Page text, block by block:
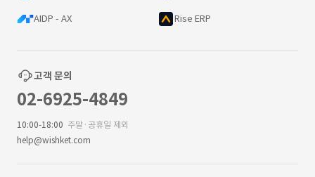
AIDP - AX Rise ERP
고객 문의
02-6925-4849
10:00-18:00 주말·공휴일 제외
help@wishket.com